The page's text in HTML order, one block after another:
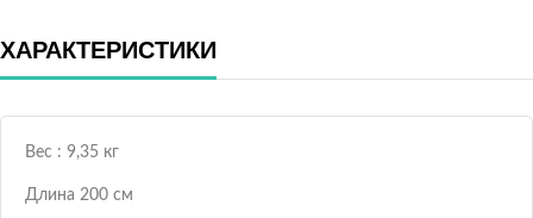
ХАРАКТЕРИСТИКИ
Вес : 9,35 кг
Длина 200 см